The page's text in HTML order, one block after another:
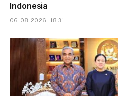
Indonesia
06-08-2026 - 18.31